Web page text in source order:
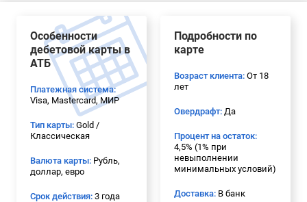
Особенности
дебетовой карты в
АТБ
Платежная система:
Visa, Mastercard, МИР
Тип карты: Gold /
Классическая
Валюта карты: Рубль,
доллар, евро
Срок действия: 3 года
Подробности по
карте
Возраст клиента: От 18
лет
Овердрафт: Да
Процент на остаток:
4,5% (1% при
невыполнении
минимальных условий)
Доставка: В банк